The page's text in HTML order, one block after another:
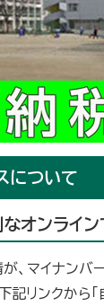
について
なオンライン
、マイナンバ
リンクから